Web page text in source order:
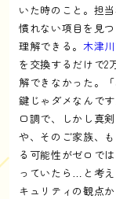
いた時のこと。担
慣れない項目を見
理解できる。 木津
を交換するだけで2
解できなかった。
鍵じゃダメなんで
口調で、しかし真
や、そのご家族、
る可能性がゼロで
っていたら…と考
キュリティの観点